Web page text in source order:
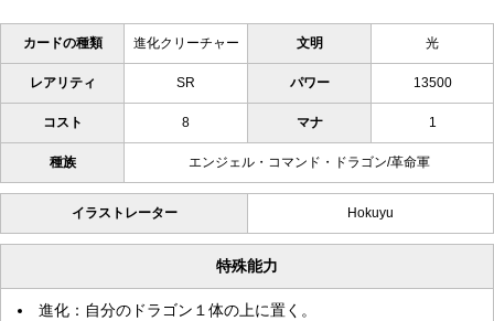
カードの種類 進化クリーチャー 文明 光
レアリティ SR パワー 13500
コスト 8 マナ 1
種族 エンジェル・コマンド・ドラゴン/革命軍
イラストレーター Hokuyu
特殊能力
進化：自分のドラゴン１体の上に置く。